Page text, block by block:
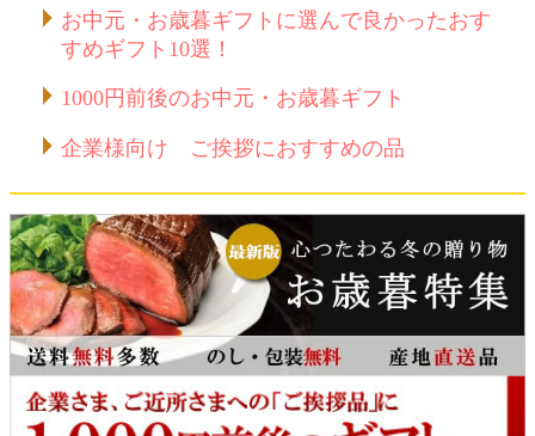
お中元・お歳暮ギフトに選んで良かったおす
すめギフト10選！
1000円前後のお中元・お歳暮ギフト
企業様向け ご挨拶におすすめの品